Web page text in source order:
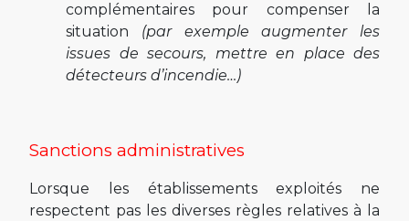
complémentaires pour compenser la
situation (par exemple augmenter les
issues de secours, mettre en place des
détecteurs d’incendie…)
Sanctions administratives
Lorsque les établissements exploités ne
respectent pas les diverses règles relatives à la